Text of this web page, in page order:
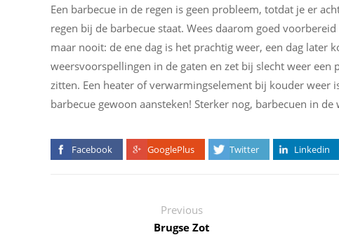
Een barbecue in de regen is geen probleem, totdat je er
regen bij de barbecue staat. Wees daarom goed
maar nooit: de ene dag is het prachtig weer, een dag later
weersvoorspellingen in de gaten en zet bij slecht weer
zitten. Een heater of verwarmingselement bij kouder weer
barbecue gewoon aansteken! Sterker nog, barbecuen in
Facebook GooglePlus Twitter Linkedin
Previous
Brugse Zot